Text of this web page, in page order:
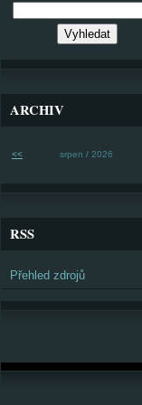
ARCHIV
<< srpen / 2026
RSS
Přehled zdrojů